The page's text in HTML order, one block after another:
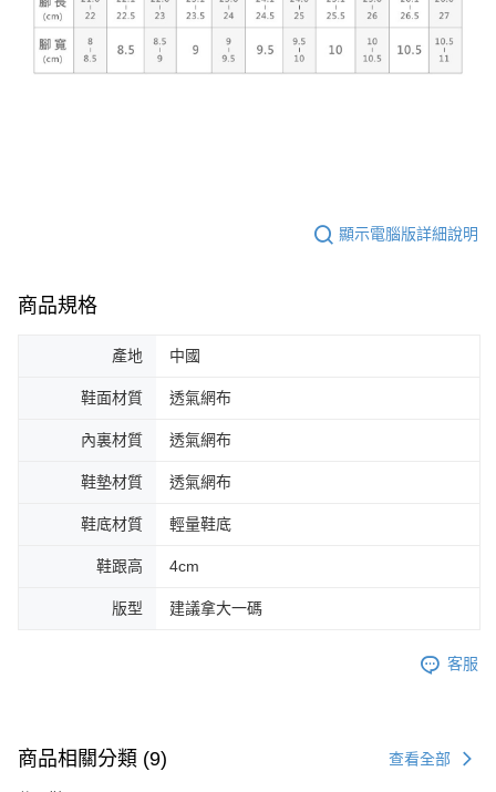
顯示電腦版詳細說明
商品規格
產地 中國
鞋面材質 透氣網布
內裏材質 透氣網布
鞋墊材質 透氣網布
鞋底材質 輕量鞋底
鞋跟高 4cm
版型 建議拿大一碼
客服
商品相關分類 (9) 查看全部